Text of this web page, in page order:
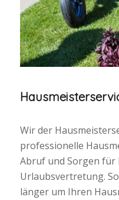
Wir der
professionelle
Abruf und Sorgen für
Urlaubsvertretung.
länger um Ihren